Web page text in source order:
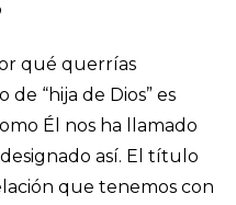
qué querrías
“hija de Dios” es
Él nos ha llamado
así. El título
que tenemos con